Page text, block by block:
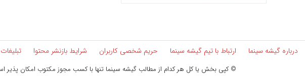
درباره گیشه سینما ارتباط با تیم گیشه سینما حریم شخصی کاربران شرایط بازنشر محتوا تبلیغات
© کپی بخش یا کل هر کدام از مطالب گیشه سینما تنها با کسب مجوز مکتوب امکان پذیر